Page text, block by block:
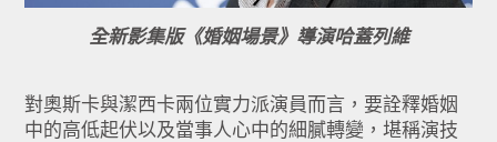
全新影集版《婚姻場景》導演哈蓋列維
對奧斯卡與潔西卡兩位實力派演員而言，要詮釋婚姻
中的高低起伏以及當事人心中的細膩轉變 ，堪稱演技